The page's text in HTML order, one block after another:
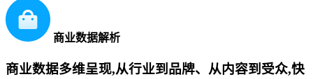
商业数据解析
商业数据多维呈现,从行业到品牌、从内容到受众,快